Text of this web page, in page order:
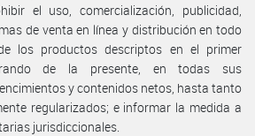
el uso, comercialización, publicidad,
de venta en línea y distribución en todo
los productos descriptos en el primer
de la presente, en todas sus
y contenidos netos, hasta tanto
regularizados; e informar la medida a
jurisdiccionales.